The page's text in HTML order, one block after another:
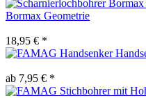
Bormax Geometrie
18,95 € *
ab 7,95 € *